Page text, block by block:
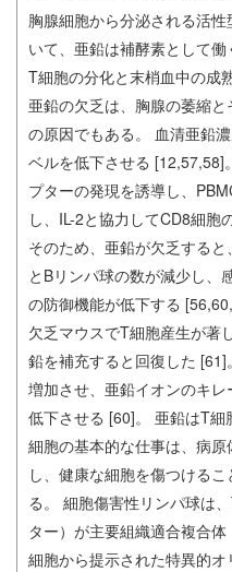
胸腺細胞から分泌される活
いて、亜鉛は補酵素として
T細胞の分化と末梢血中の成
亜鉛の欠乏は、胸腺の萎縮
の原因でもある。 血清亜鉛
ベルを低下させる [12,57,58]
プターの発現を誘導し、
し、IL-2と協力してCD8細胞
そのため、亜鉛が欠乏する
とBリンパ球の数が減少し、
の防御機能が低下する
欠乏マウスでT細胞産生が著
鉛を補充すると回復した
増加させ、亜鉛イオンのキ
低下させる [60]。 亜鉛はT
細胞の基本的な仕事は、病
し、健康な細胞を傷つける
る。 細胞傷害性リンパ球は
ター）が主要組織適合複合
細胞から提示された特異的